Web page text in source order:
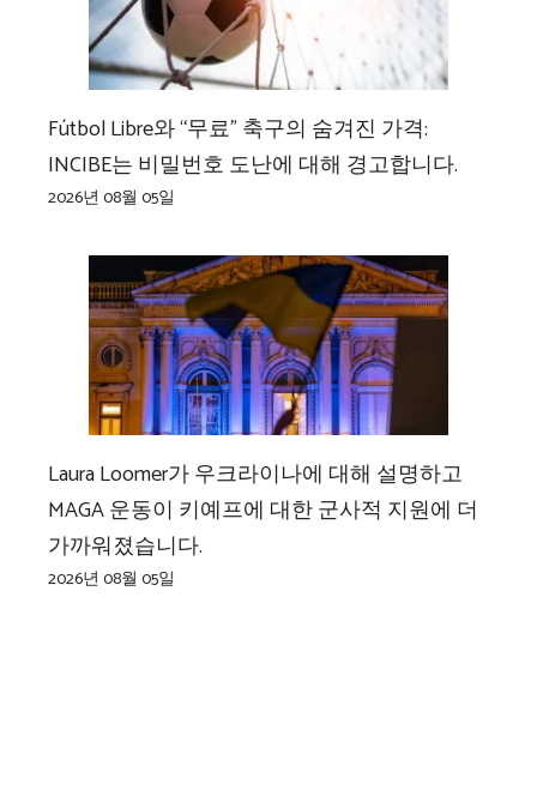
Fútbol Libre와 “무료” 축구의 숨겨진 가격:
INCIBE는 비밀번호 도난에 대해 경고합니다.
2026년 08월 05일
Laura Loomer가 우크라이나에 대해 설명하고
MAGA 운동이 키예프에 대한 군사적 지원에 더
가까워졌습니다.
2026년 08월 05일